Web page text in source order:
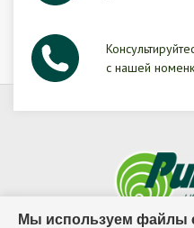
с нашей
Мы используем файлы